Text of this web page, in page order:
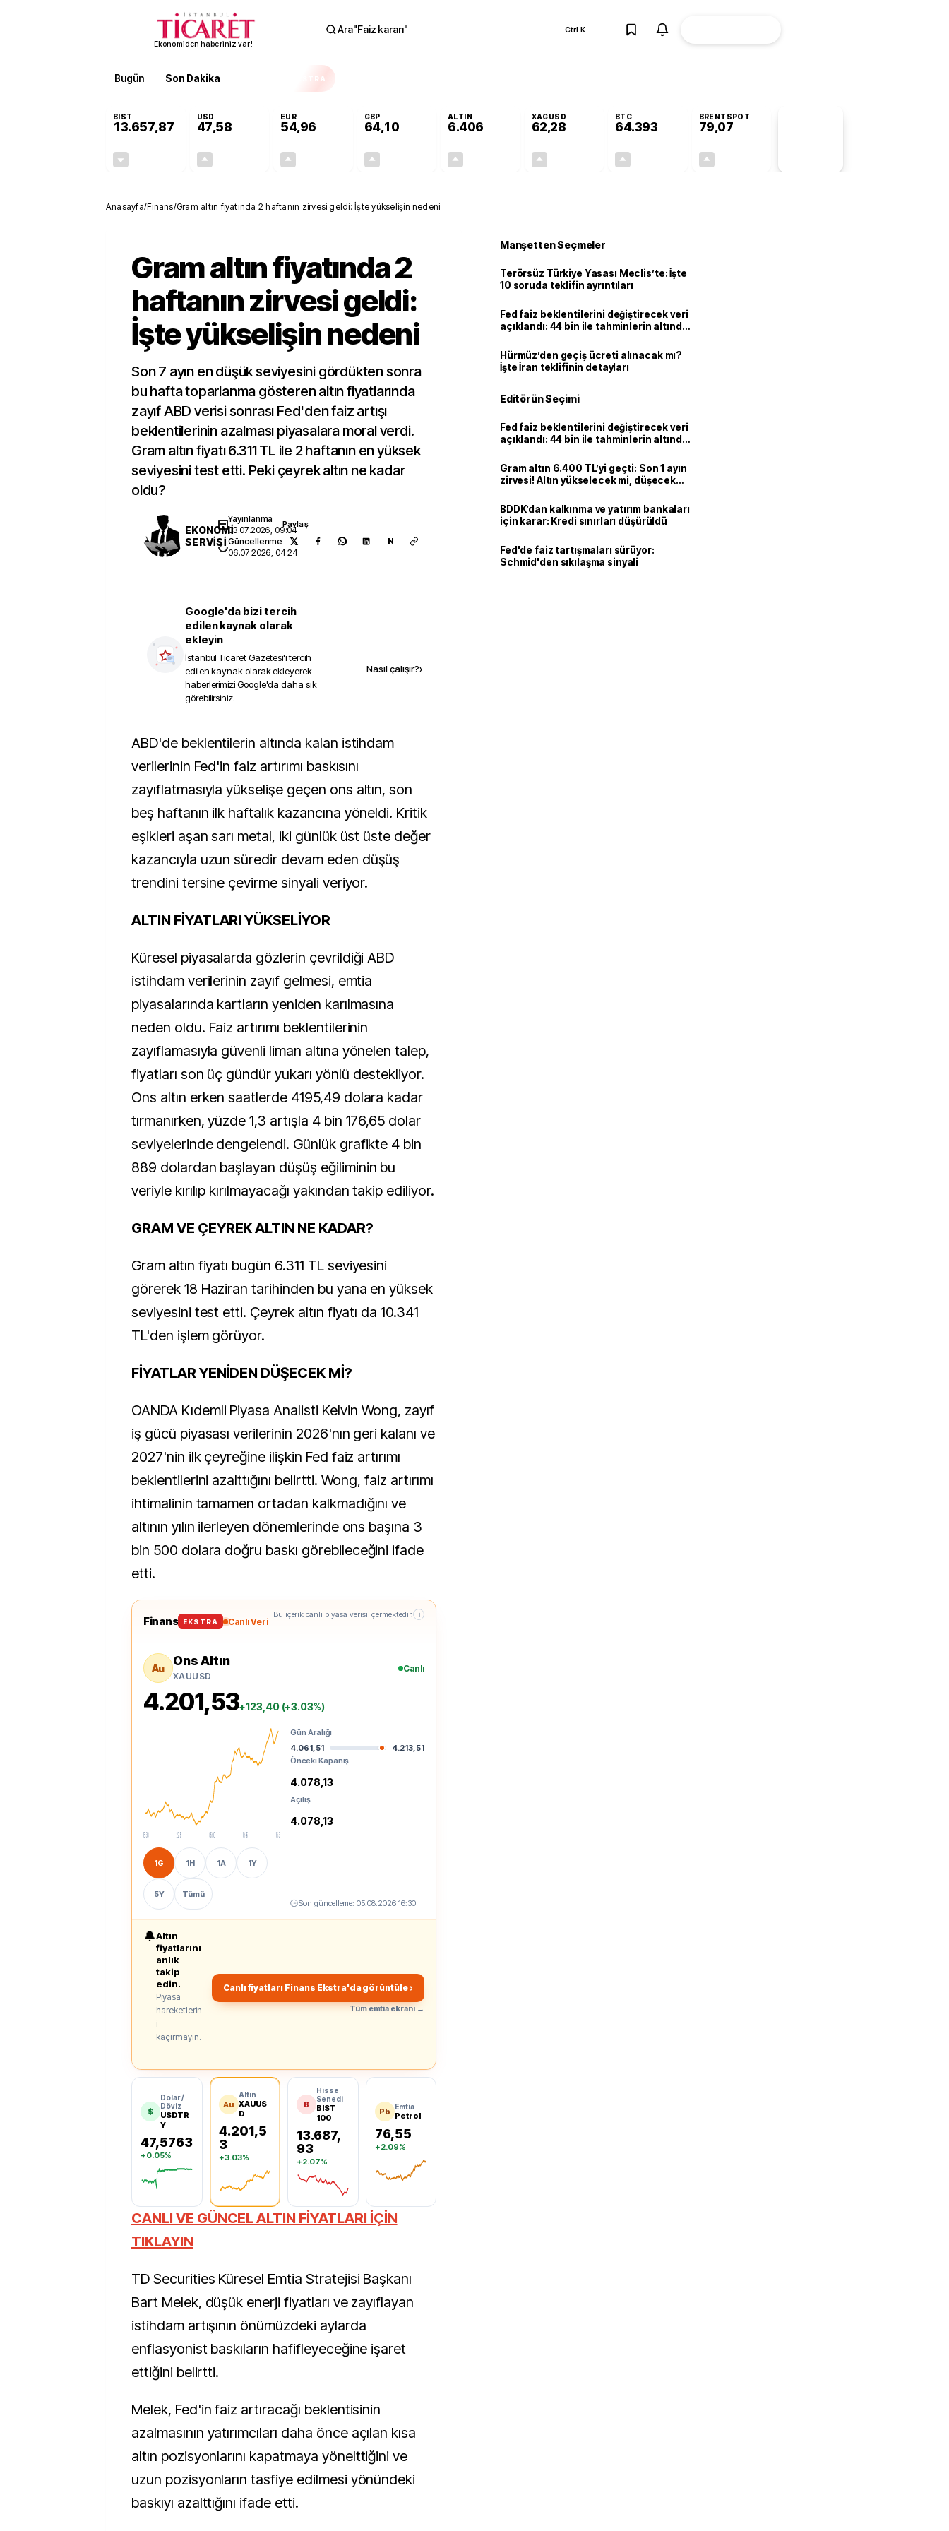
Ekonomiden haberiniz var!
Ara"Faiz kararı" Ctrl K
Bugün Son Dakika EKSTRA
BIST
13.657,87
USD
47,58
EUR
54,96
GBP
64,10
ALTIN
6.406
XAGUSD
62,28
BTC
64.393
BRENTSPOT
79,07
Anasayfa/Finans/Gram altın fiyatında 2 haftanın zirvesi geldi: İşte yükselişin nedeni
Gram altın fiyatında 2
haftanın zirvesi geldi:
İşte yükselişin nedeni
Son 7 ayın en düşük seviyesini gördükten sonra
bu hafta toparlanma gösteren altın fiyatlarında
zayıf ABD verisi sonrası Fed'den faiz artışı
beklentilerinin azalması piyasalara moral verdi.
Gram altın fiyatı 6.311 TL ile 2 haftanın en yüksek
seviyesini test etti. Peki çeyrek altın ne kadar
oldu?
EKONOMİ
SERVİSİ
Yayınlanma
03.07.2026, 09:04
Güncellenme
06.07.2026, 04:24
Paylaş
N
Google'da bizi tercih
edilen kaynak olarak
ekleyin
İstanbul Ticaret Gazetesi'i tercih
edilen kaynak olarak ekleyerek
haberlerimizi Google'da daha sık
görebilirsiniz.
Nasıl çalışır?›
ABD'de beklentilerin altında kalan istihdam
verilerinin Fed'in faiz artırımı baskısını
zayıflatmasıyla yükselişe geçen ons altın, son
beş haftanın ilk haftalık kazancına yöneldi. Kritik
eşikleri aşan sarı metal, iki günlük üst üste değer
kazancıyla uzun süredir devam eden düşüş
trendini tersine çevirme sinyali veriyor.
ALTIN FİYATLARI YÜKSELİYOR
Küresel piyasalarda gözlerin çevrildiği ABD
istihdam verilerinin zayıf gelmesi, emtia
piyasalarında kartların yeniden karılmasına
neden oldu. Faiz artırımı beklentilerinin
zayıflamasıyla güvenli liman altına yönelen talep,
fiyatları son üç gündür yukarı yönlü destekliyor.
Ons altın erken saatlerde 4195,49 dolara kadar
tırmanırken, yüzde 1,3 artışla 4 bin 176,65 dolar
seviyelerinde dengelendi. Günlük grafikte 4 bin
889 dolardan başlayan düşüş eğiliminin bu
veriyle kırılıp kırılmayacağı yakından takip ediliyor.
GRAM VE ÇEYREK ALTIN NE KADAR?
Gram altın fiyatı bugün 6.311 TL seviyesini
görerek 18 Haziran tarihinden bu yana en yüksek
seviyesini test etti. Çeyrek altın fiyatı da 10.341
TL'den işlem görüyor.
FİYATLAR YENİDEN DÜŞECEK Mİ?
OANDA Kıdemli Piyasa Analisti Kelvin Wong, zayıf
iş gücü piyasası verilerinin 2026'nın geri kalanı ve
2027'nin ilk çeyreğine ilişkin Fed faiz artırımı
beklentilerini azalttığını belirtti. Wong, faiz artırımı
ihtimalinin tamamen ortadan kalkmadığını ve
altının yılın ilerleyen dönemlerinde ons başına 3
bin 500 dolara doğru baskı görebileceğini ifade
etti.
Finans EKSTRA Canlı Veri
Bu içerik canlı piyasa verisi içermektedir. i
Au Ons Altın
XAUUSD
Canlı
4.201,53+123,40 (+3.03%)
16:30 22:15 05:00 10:45 16:30
1G 1H 1A 1Y
5Y Tümü
Gün Aralığı
4.061,51
4.213,51
Önceki Kapanış
4.078,13
Açılış
4.078,13
🕒Son güncelleme:05.08.2026 16:30
🔔Altın
fiyatlarını
anlık
takip
edin.
Piyasa
hareketlerin
i
kaçırmayın.
Canlı fiyatları Finans Ekstra'da görüntüle ›
Tüm emtia ekranı →
$
Dolar /
Döviz
USDTR
Y
47,5763
+0.05%
Au
Altın
XAUUS
D
4.201,5
3
+3.03%
B
Hisse
Senedi
BIST
100
13.687,
93
+2.07%
Pb Emtia
Petrol
76,55
+2.09%
CANLI VE GÜNCEL ALTIN FİYATLARI İÇİN
TIKLAYIN
TD Securities Küresel Emtia Stratejisi Başkanı
Bart Melek, düşük enerji fiyatları ve zayıflayan
istihdam artışının önümüzdeki aylarda
enflasyonist baskıların hafifleyeceğine işaret
ettiğini belirtti.
Melek, Fed'in faiz artıracağı beklentisinin
azalmasının yatırımcıları daha önce açılan kısa
altın pozisyonlarını kapatmaya yönelttiğini ve
uzun pozisyonların tasfiye edilmesi yönündeki
baskıyı azalttığını ifade etti.
Manşetten Seçmeler
Terörsüz Türkiye Yasası Meclis’te: İşte
10 soruda teklifin ayrıntıları
Fed faiz beklentilerini değiştirecek veri
açıklandı: 44 bin ile tahminlerin altında
Hürmüz’den geçiş ücreti alınacak mı?
İşte İran teklifinin detayları
Editörün Seçimi
Fed faiz beklentilerini değiştirecek veri
açıklandı: 44 bin ile tahminlerin altında
Gram altın 6.400 TL’yi geçti: Son 1 ayın
zirvesi! Altın yükselecek mi, düşecek
BDDK’dan kalkınma ve yatırım bankaları
için karar: Kredi sınırları düşürüldü
Fed'de faiz tartışmaları sürüyor:
Schmid'den sıkılaşma sinyali